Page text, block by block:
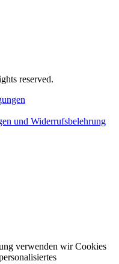
reserved.
und Widerrufsbelehrung
verwenden wir Cookies